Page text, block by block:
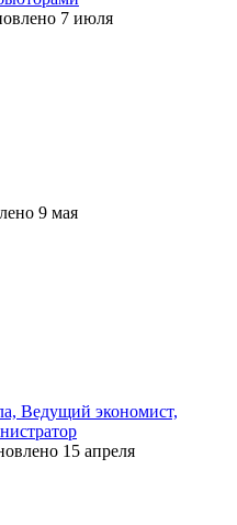
7 июля
9 мая
Ведущий экономист,
15 апреля